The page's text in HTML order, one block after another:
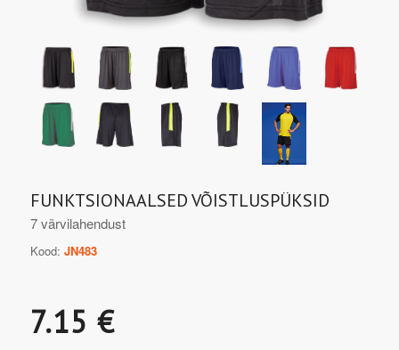
FUNKTSIONAALSED VÕISTLUSPÜKSID
7 värvilahendust
Kood: JN483
7.15 €